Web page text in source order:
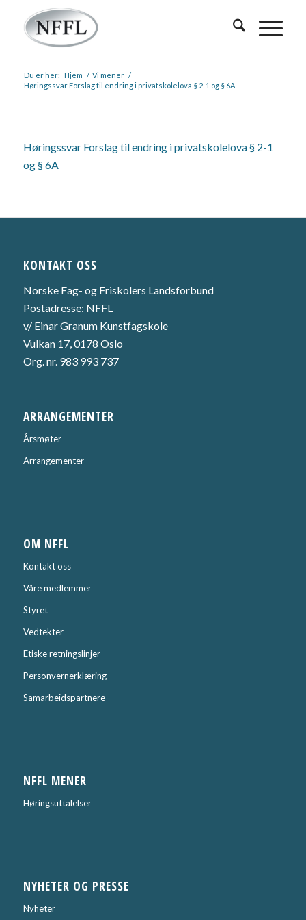
Du er her: Hjem / Vi mener /
Høringssvar Forslag til endring i privatskolelova § 2-1 og § 6A
Høringssvar Forslag til endring i privatskolelova § 2-1
og § 6A
KONTAKT OSS
Norske Fag- og Friskolers Landsforbund
Postadresse: NFFL
v/ Einar Granum Kunstfagskole
Vulkan 17, 0178 Oslo
Org. nr. 983 993 737
ARRANGEMENTER
Årsmøter
Arrangementer
OM NFFL
Kontakt oss
Våre medlemmer
Styret
Vedtekter
Etiske retningslinjer
Personvernerklæring
Samarbeidspartnere
NFFL MENER
Høringsuttalelser
NYHETER OG PRESSE
Nyheter